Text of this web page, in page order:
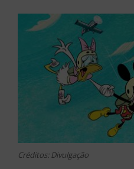
Créditos: Divulgação